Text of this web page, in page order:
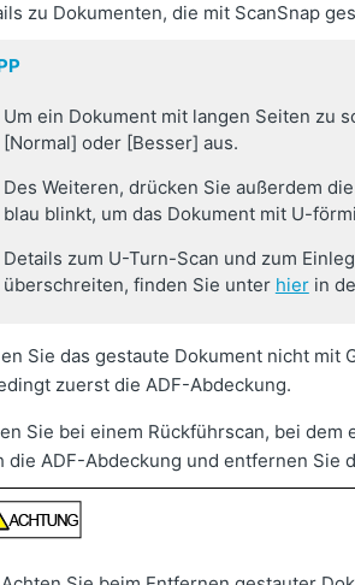
zu Dokumenten, die mit ScanSnap
Um ein Dokument mit langen Seiten zu
[Normal] oder [Besser] aus.
Des Weiteren, drücken Sie außerdem
blau blinkt, um das Dokument mit U-
Details zum U-Turn-Scan und zum
überschreiten, finden Sie unter hierin
Sie das gestaute Dokument nicht mit
zuerst die ADF-Abdeckung.
Sie bei einem Rückführscan, bei
die ADF-Abdeckung und entfernen Sie